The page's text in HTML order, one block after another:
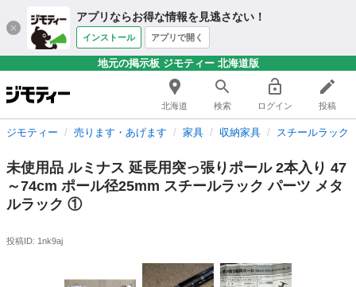
アプリならお得な情報を見逃さない！
インストール アプリで開く
地元の掲示板 ジモティー 北海道版
北海道 検索 ログイン 投稿
ジモティー 売ります・あげます 家具 収納家具 スチールラック
未使用品 ルミナス 延長用突っ張りポール 2本入り 47
～74cm ポール径25mm スチールラック パーツ メタ
ルラック ①
投稿ID: 1nk9aj